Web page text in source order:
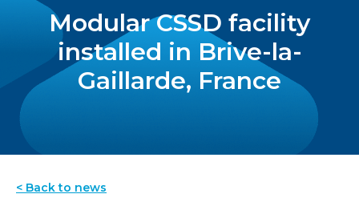
Modular CSSD facility
installed in Brive-la-
Gaillarde, France
< Back to news